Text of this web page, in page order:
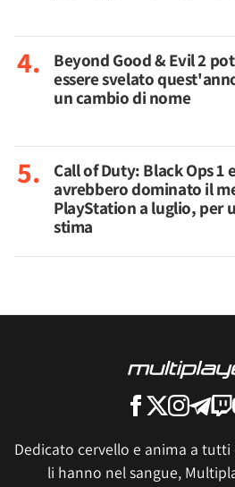
Beyond Good & Evil 2
essere svelato
un cambio di nome
Call of Duty: Black Ops 1
avrebbero dominato il
PlayStation a luglio, per
stima
Dedicato cervello e anima a
li hanno nel sangue,